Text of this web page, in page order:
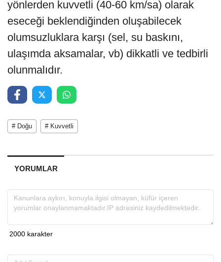
yönlerden kuvvetli (40-60 km/sa) olarak
eseceği beklendiğinden oluşabilecek
olumsuzluklara karşı (sel, su baskını,
ulaşımda aksamalar, vb) dikkatli ve tedbirli
olunmalıdır.
# Doğu # Kuvvetli
YORUMLAR